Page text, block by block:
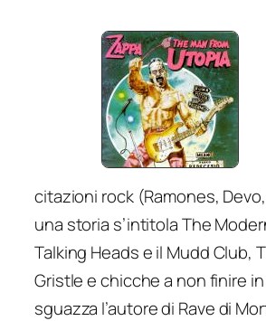
citazioni rock (Ramones,
una storia s’intitolaThe
Talking Heads e il Mudd Club,
Gristle e chicche a non finire
sguazza l’autore di Rave di